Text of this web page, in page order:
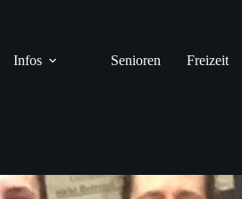
Infos Senioren Freizeit